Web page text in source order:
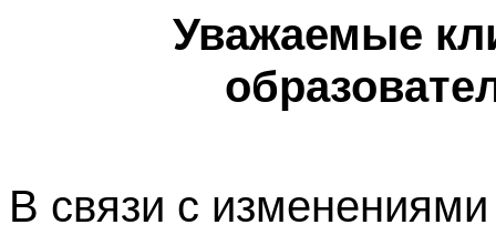
Уважаемые
В связи с изменениями